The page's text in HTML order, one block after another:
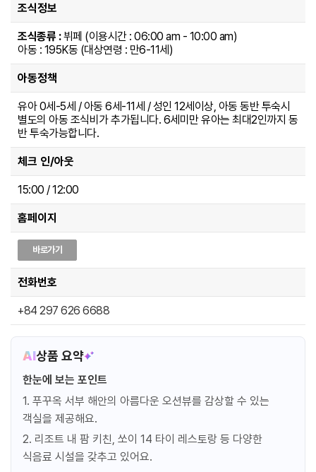
조식정보
조식종류 :뷔페 (이용시간 : 06:00 am - 10:00 am)
아동 : 195K동 (대상연령 : 만6-11세)
아동정책
유아 0세-5세 / 아동 6세-11세 / 성인 12세이상, 아동 동반 투숙시
별도의 아동 조식비가 추가됩니다. 6세미만 유아는 최대2인까지 동
반 투숙가능합니다.
체크 인/아웃
15:00 / 12:00
홈페이지
바로가기
전화번호
+84 297 626 6688
AI상품 요약
한눈에 보는 포인트
1. 푸꾸옥 서부 해안의 아름다운 오션뷰를 감상할 수 있는
객실을 제공해요.
2. 리조트 내 팜 키친, 쏘이 14 타이 레스토랑 등 다양한
식음료 시설을 갖추고 있어요.